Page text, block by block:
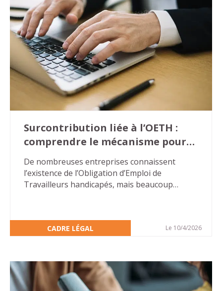
leurs actions sur le champ de l’emploi des
personnes en situation de handicap.
Surcontribution liée à l’OETH :
comprendre le mécanisme pour
éviter les mauvaises surprises…
De nombreuses entreprises connaissent
l’existence de l’Obligation d’Emploi de
Travailleurs handicapés, mais beaucoup
contribution « classique ». Cette
méconnaissance crée un terrain favorable aux
Pour les directions des ressources humaines
et les référents handicap, l’enjeu est simple :
comprendre les règles, sécuriser les pratiques
CADRE LÉGAL Le 10/4/2026